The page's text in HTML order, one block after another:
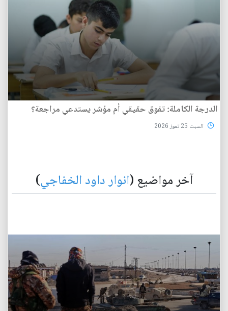
الدرجة الكاملة: تفوق حقيقي أم مؤشر يستدعي مراجعة؟
السبت 25 تموز 2026
آخر مواضيع (انوار داود الخفاجي)